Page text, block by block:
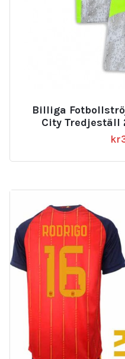
Billiga
City Tredjeställ
kr